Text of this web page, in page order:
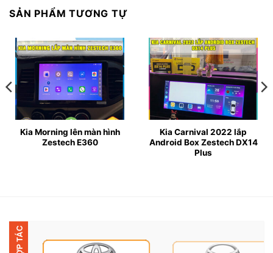
và hạn chế bám vân tay, vừa thẩm mỹ vừa bền bỉ
trong suốt quá trình sử dụng.
▶ Độ phân giải 2K (1920*1200) cho chất lượng hình
ảnh siêu sắc nét, màu sắc trung thực, hiển thị mượt mà
ngay cả với những thao tác đa nhiệm. Giao diện
Android trực quan, dễ thao tác, giúp người lái nhanh
chóng làm quen và sử dụng một cách dễ dàng.
SẢN PHẨM TƯƠNG TỰ
Kia Morning lên màn hình
Zestech E360
Kia Carnival 2022 lắp
Android Box Zestech DX14
Plus